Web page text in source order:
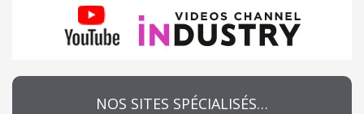
NOS SITES SPÉCIALISÉS…